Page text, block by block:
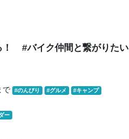
#バイク仲間と繋がりたい
で #のんびり #グルメ #キャンプ
ー